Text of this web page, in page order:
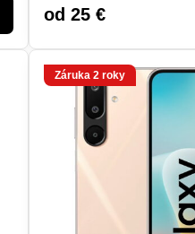
od 25 €
Záruka 2 roky